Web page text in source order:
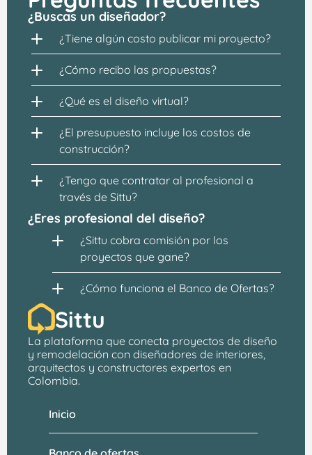
¿Buscas un diseñador?
¿Tiene algún costo publicar mi proyecto?
¿Cómo recibo las propuestas?
¿Qué es el diseño virtual?
¿El presupuesto incluye los costos de
construcción?
¿Tengo que contratar al profesional a
través de Sittu?
¿Eres profesional del diseño?
¿Sittu cobra comisión por los
proyectos que gane?
¿Cómo funciona el Banco de Ofertas?
Sittu
La plataforma que conecta proyectos de diseño
y remodelación con diseñadores de interiores,
arquitectos y constructores expertos en
Colombia.
Inicio